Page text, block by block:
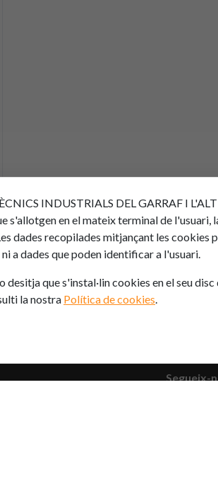
Segueix-
INDUSTRIALS DEL GARRAF I
s'allotgen en el mateix terminal de
dades recopilades mitjançant les
a dades que poden identificar a l'usuari.
desitja que s'instal·lin cookies en el seu
la nostra Política de cookies.